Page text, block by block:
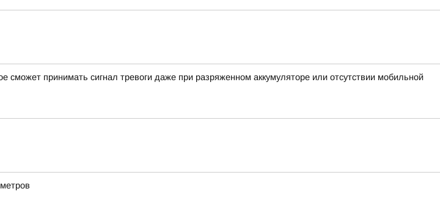
сможет принимать сигнал тревоги даже при разряженном аккумуляторе или отсутствии мобильной